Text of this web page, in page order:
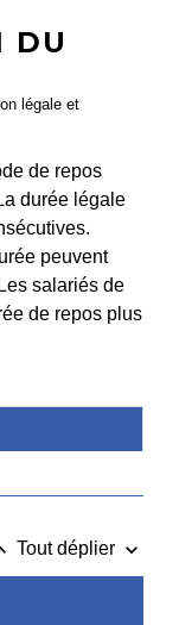
DU
légale et
de repos
durée légale
peuvent
salariés de
de repos plus
Tout déplier keyboard_arrow_down